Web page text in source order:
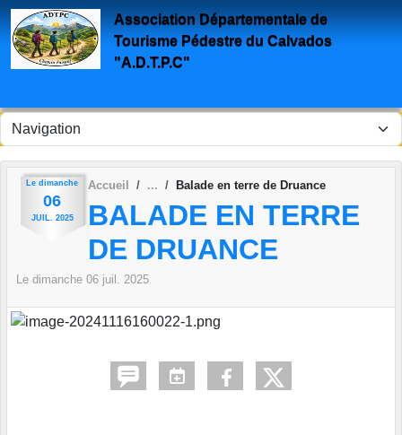
Association Départementale de
Tourisme Pédestre du Calvados
"A.D.T.P.C"
Le dimanche
06
JUIL. 2025
Accueil Balade en terre de Druance
BALADE EN TERRE
DE DRUANCE
Le dimanche 06 juil. 2025
Panneau de gestion des cookies